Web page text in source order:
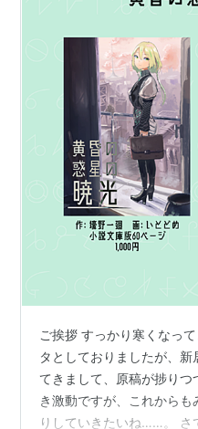
ご挨拶 すっかり寒くなっ
タとしておりましたが、
てきまして、原稿が捗り
き激動ですが、これから
りしていきたいね……。 さ